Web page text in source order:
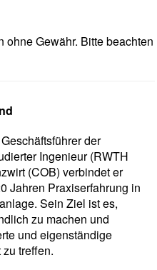
ohne Gewähr. Bitte beachten
der
Ingenieur (RWTH
(COB) verbindet er
Jahren Praxiserfahrung in
Sein Ziel ist es,
zu machen und
und eigenständige
treffen.